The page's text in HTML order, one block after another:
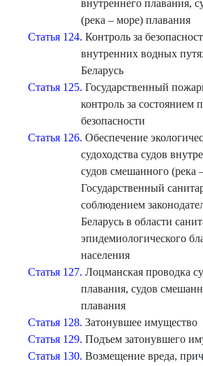
внутреннего плавания,
(река – море) плавания
Статья 124. Контроль за
внутренних водных
Беларусь
Статья 125. Государственный
контроль за состоянием
безопасности
Статья 126. Обеспечение
судоходства судов
судов смешанного (река
Государственный
соблюдением
Беларусь в области
эпидемиологического
населения
Статья 127. Лоцманская проводка
плавания, судов
плавания
Статья 128. Затонувшее имущество
Статья 129. Подъем затонувшего
Статья 130. Возмещение вреда,